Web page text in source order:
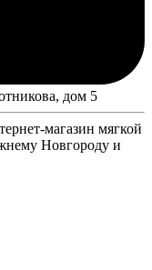
дом 5
магазин мягкой
Новгороду и